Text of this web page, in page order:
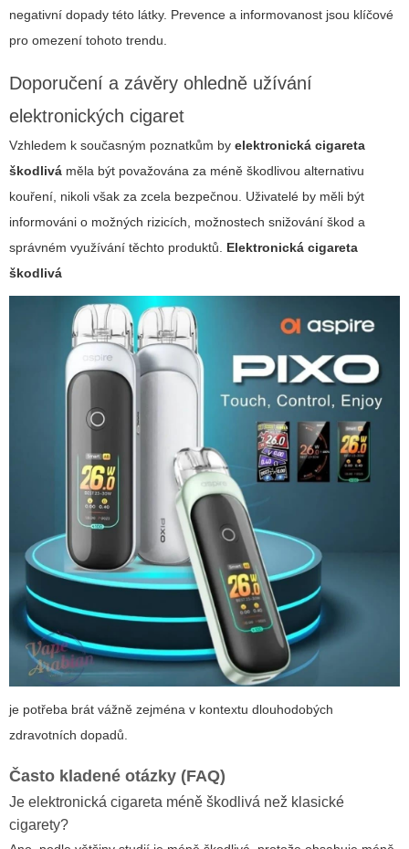
negativní dopady této látky. Prevence a informovanost jsou klíčové
pro omezení tohoto trendu.
Doporučení a závěry ohledně užívání
elektronických cigaret
Vzhledem k současným poznatkům by elektronická cigareta
škodlivá měla být považována za méně škodlivou alternativu
kouření, nikoli však za zcela bezpečnou. Uživatelé by měli být
informováni o možných rizicích, možnostech snižování škod a
správném využívání těchto produktů. Elektronická cigareta
škodlivá
je potřeba brát vážně zejména v kontextu dlouhodobých
zdravotních dopadů.
Často kladené otázky (FAQ)
Je elektronická cigareta méně škodlivá než klasické
cigarety?